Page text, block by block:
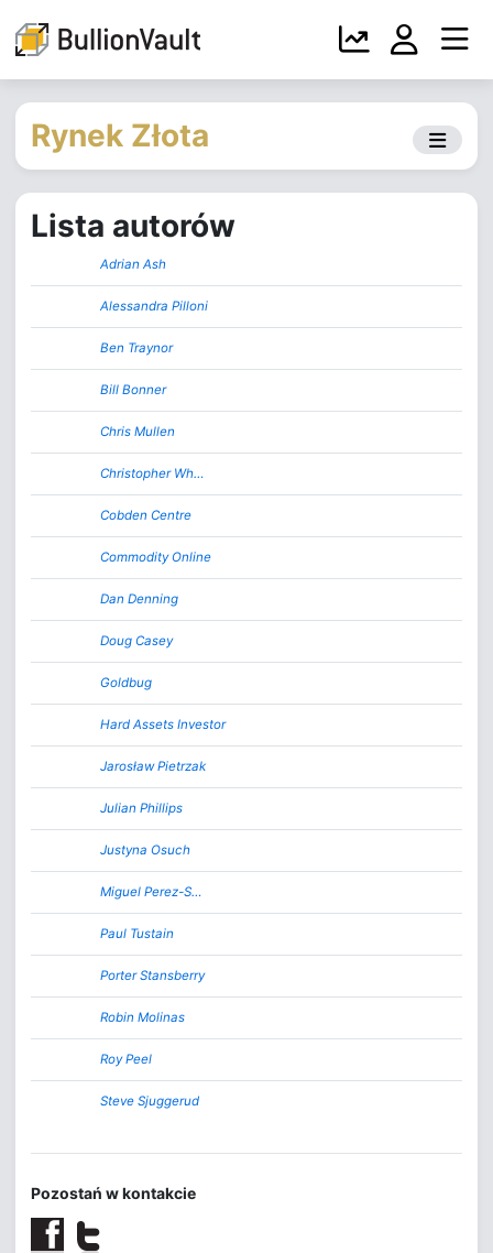
Rynek Złota
Lista autorów
Adrian Ash
Alessandra Pilloni
Ben Traynor
Bill Bonner
Chris Mullen
Christopher Wh…
Cobden Centre
Commodity Online
Dan Denning
Doug Casey
Goldbug
Hard Assets Investor
Jarosław Pietrzak
Julian Phillips
Justyna Osuch
Miguel Perez-S…
Paul Tustain
Porter Stansberry
Robin Molinas
Roy Peel
Steve Sjuggerud
Pozostań w kontakcie